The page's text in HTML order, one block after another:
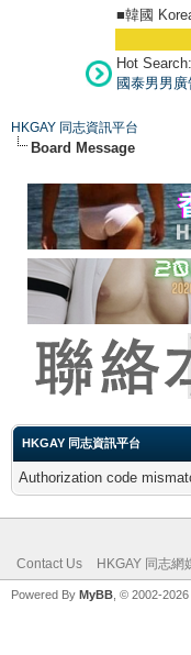
■韓國
Hot Search:
國泰男男廣
HKGAY 同志資訊平台
Board Message
HKGAY 同志資訊平台
Authorization code
Contact Us HKGAY 同志網
Powered By MyBB , © 2002-2026